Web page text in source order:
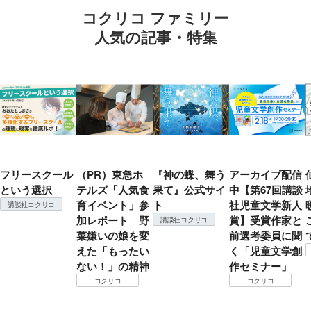
コクリコ ファミリー
人気の記事・特集
フリースクール
という選択
講談社コクリコ
（PR）東急ホ
テルズ「人気食
育イベント」参
加レポート 野
菜嫌いの娘を変
えた「もったい
ない！」の精神
コクリコ
『神の蝶、舞う
果て』公式サイ
ト
講談社コクリコ
アーカイブ配信
中【第67回講談
社児童文学新人
賞】受賞作家と
前選考委員に聞
く「児童文学創
作セミナー」
コクリコ